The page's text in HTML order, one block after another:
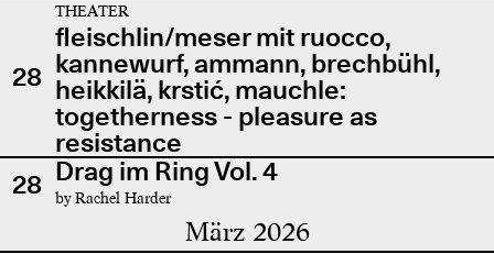
28
THEATER
fleischlin/meser mit ruocco,
kannewurf, ammann, brechbühl,
heikkilä, krstić, mauchle:
togetherness - pleasure as
resistance
28 Drag im Ring Vol. 4
by Rachel Harder
März 2026